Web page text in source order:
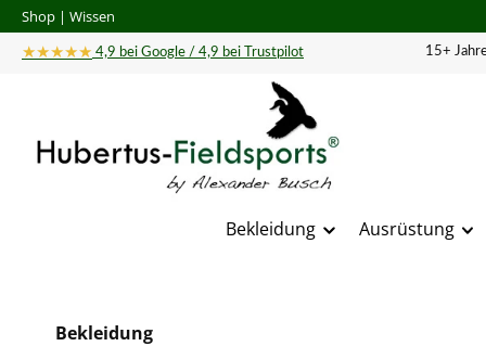
Hauptinhalt springen
Zur Suche springen
Zur Hauptnavigation springen
Shop | Wissen
★★★★★ 4,9 bei Google / 4,9 bei Trustpilot 15+
Bekleidung Ausrüstung
Bekleidung